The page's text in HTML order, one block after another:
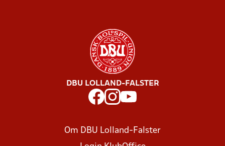
DBU LOLLAND-FALSTER
Om DBU Lolland-Falster